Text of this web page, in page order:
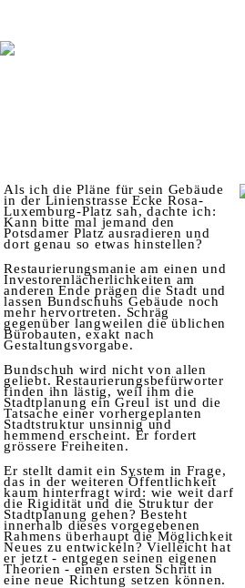
Als ich die Pläne für sein Gebäude
in der Linienstrasse Ecke Rosa-
Luxemburg-Platz sah, dachte ich:
Kann bitte mal jemand den
Potsdamer Platz ausradieren und
dort genau so etwas hinstellen?
Restaurierungsmanie am einen und
Investorenlächerlichkeiten am
anderen Ende prägen die Stadt und
lassen Bundschuhs Gebäude noch
mehr hervortreten. Schräg
gegenüber langweilen die üblichen
Bürobauten, exakt nach
Gestaltungsvorgabe.
Bundschuh wird nicht von allen
geliebt. Restaurierungsbefürworter
finden ihn lästig, weil ihm die
Stadtplanung ein Greul ist und die
Tatsache einer vorhergeplanten
Stadtstruktur unsinnig und
hemmend erscheint. Er fordert
grössere Freiheiten.
Er stellt damit ein System in Frage,
das in der weiteren Öffentlichkeit
kaum hinterfragt wird: wie weit darf
die Rigidität und die Struktur der
Stadtplanung gehen? Besteht
innerhalb dieses vorgegebenen
Rahmens überhaupt die Möglichkeit
Neues zu entwickeln? Vielleicht hat
er jetzt - entgegen seinen eigenen
Theorien - einen ersten Schritt in
eine neue Richtung setzen können.